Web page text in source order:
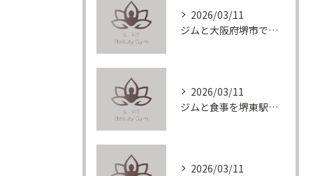
2026/03/11
ジムと大阪府堺市でフリー利用も出来るパーソナルジムの賢い選び方とコスパ重視の比較ポイント
2026/03/11
ジムと食事を堺東駅で続ける女性のための理想ボディメイク実践術
2026/03/11